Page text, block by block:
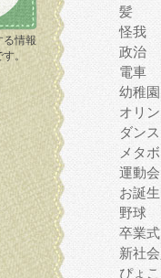
る情報
。
髪
怪我
政治
電車
幼稚園
オリ
ダンス
メタ
運動会
お誕
野球
卒業式
新社
ぴょこ